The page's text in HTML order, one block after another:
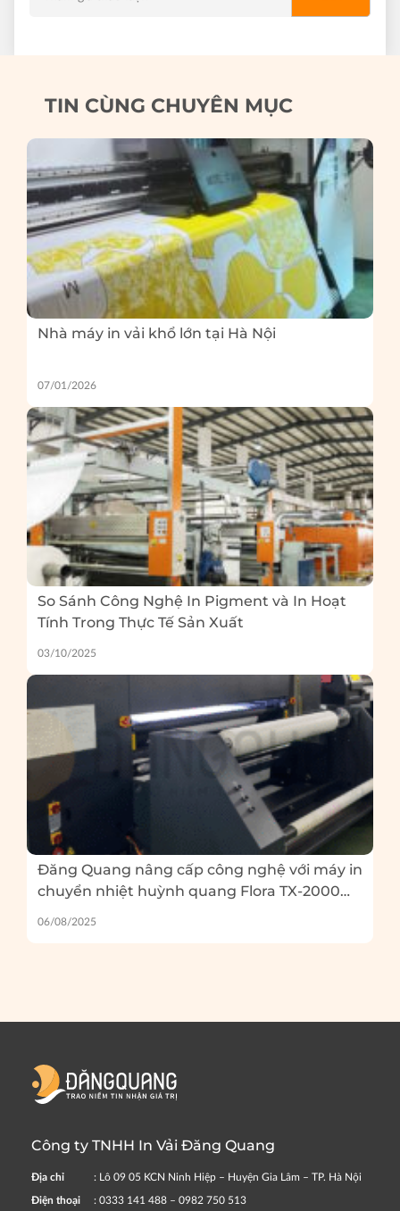
TIN CÙNG CHUYÊN MỤC
Nhà máy in vải khổ lớn tại Hà Nội
07/01/2026
So Sánh Công Nghệ In Pigment và In Hoạt
Tính Trong Thực Tế Sản Xuất
03/10/2025
Đăng Quang nâng cấp công nghệ với máy in
chuyển nhiệt huỳnh quang Flora TX-2000
06/08/2025
Công ty TNHH In Vải Đăng Quang
Địa chỉ : Lô 09 05 KCN Ninh Hiệp – Huyện Gia Lâm – TP. Hà Nội
Điện thoại : 0333 141 488 – 0982 750 513